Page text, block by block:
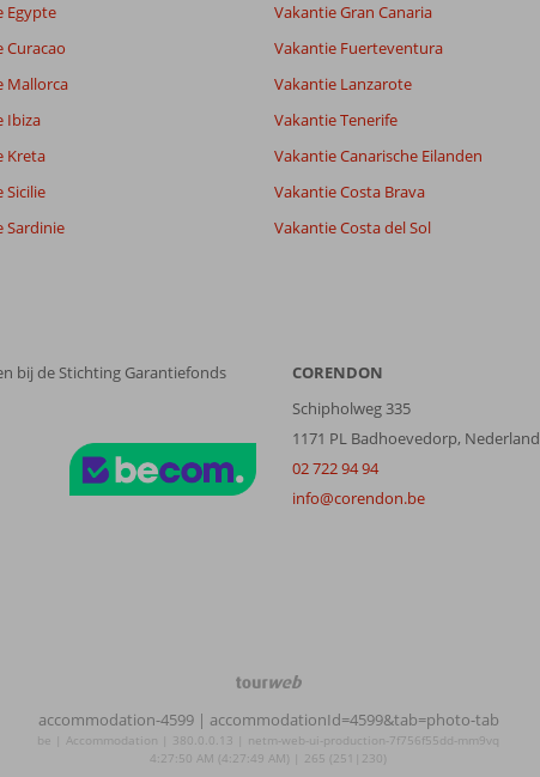
Egypte
Curacao
Mallorca
Ibiza
Kreta
Sicilie
Sardinie
Vakantie Gran Canaria
Vakantie Fuerteventura
Vakantie Lanzarote
Vakantie Tenerife
Vakantie Canarische Eilanden
Vakantie Costa Brava
Vakantie Costa del Sol
bij de Stichting Garantiefonds
CORENDON
Schipholweg 335
1171 PL Badhoevedorp, Nederland
02 722 94 94
info@corendon.be
TourWeb
NetMatch
accommodation-4599 | accommodationId=4599&tab=photo-tab
be | Accommodation | 380.0.0.13 | netm-web-ui-production-7f756f55dd-mm9vq
4:27:50 AM (4:27:49 AM) | 265 (251|230)